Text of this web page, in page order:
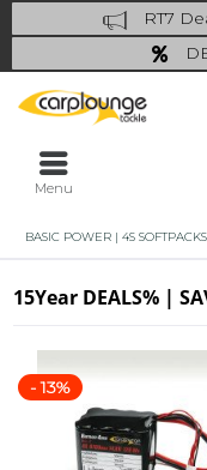
RT7
Catch
last
Menu
BASIC POWER | 4S SOFTPACKS
15Year DEALS% |
- 13%